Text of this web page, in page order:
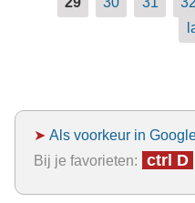
➤ Als voorkeur in
Bij je favorieten: ctrl D